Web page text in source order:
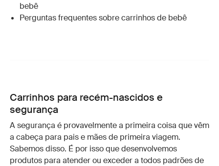
bebê
Perguntas frequentes sobre carrinhos de bebê
Carrinhos para recém-nascidos e
segurança
A segurança é provavelmente a primeira coisa que vêm
a cabeça para pais e mães de primeira viagem.
Sabemos disso. É por isso que desenvolvemos
produtos para atender ou exceder a todos padrões de